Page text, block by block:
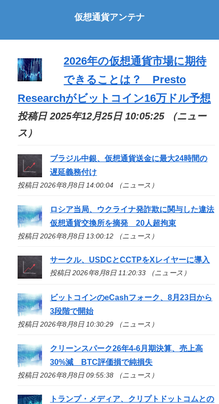
仮想通貨アンテナ
2026年の仮想通貨市場に期待
できることは？ Presto
Researchがビットコイン16万ドル予想
投稿日 2025年12月25日 10:05:25 （ニュー
ス）
ブラジル中銀、仮想通貨送金に最大24時間の
遅延義務付け
投稿日 2026年8月8日 14:00:04 （ニュース）
ロシア当局、ウクライナ発詐欺に関与した違法
仮想通貨交換所を摘発 20人超拘束
投稿日 2026年8月8日 13:00:12 （ニュース）
サークル、USDCとCCTPをXレイヤーに導入
投稿日 2026年8月8日 11:20:33 （ニュース）
ビットコインのeCashフォーク、8月23日から
3段階で開始
投稿日 2026年8月8日 10:30:29 （ニュース）
クリーンスパーク26年4-6月期決算、売上高
30%減 BTC評価損で純損失
投稿日 2026年8月8日 09:55:38 （ニュース）
トランプ・メディア、クリプトドットコムとの